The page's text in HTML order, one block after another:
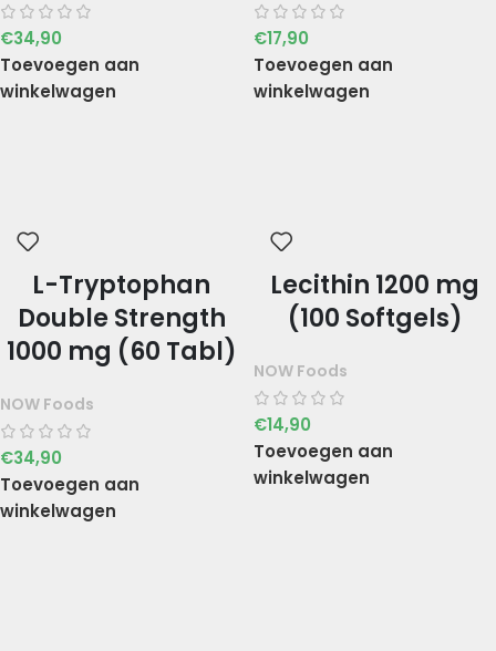
€34,90
Toevoegen aan
winkelwagen
€17,90
Toevoegen aan
winkelwagen
L-Tryptophan
Double Strength
1000 mg (60 Tabl)
NOW Foods
€34,90
Toevoegen aan
winkelwagen
Lecithin 1200 mg
(100 Softgels)
NOW Foods
€14,90
Toevoegen aan
winkelwagen